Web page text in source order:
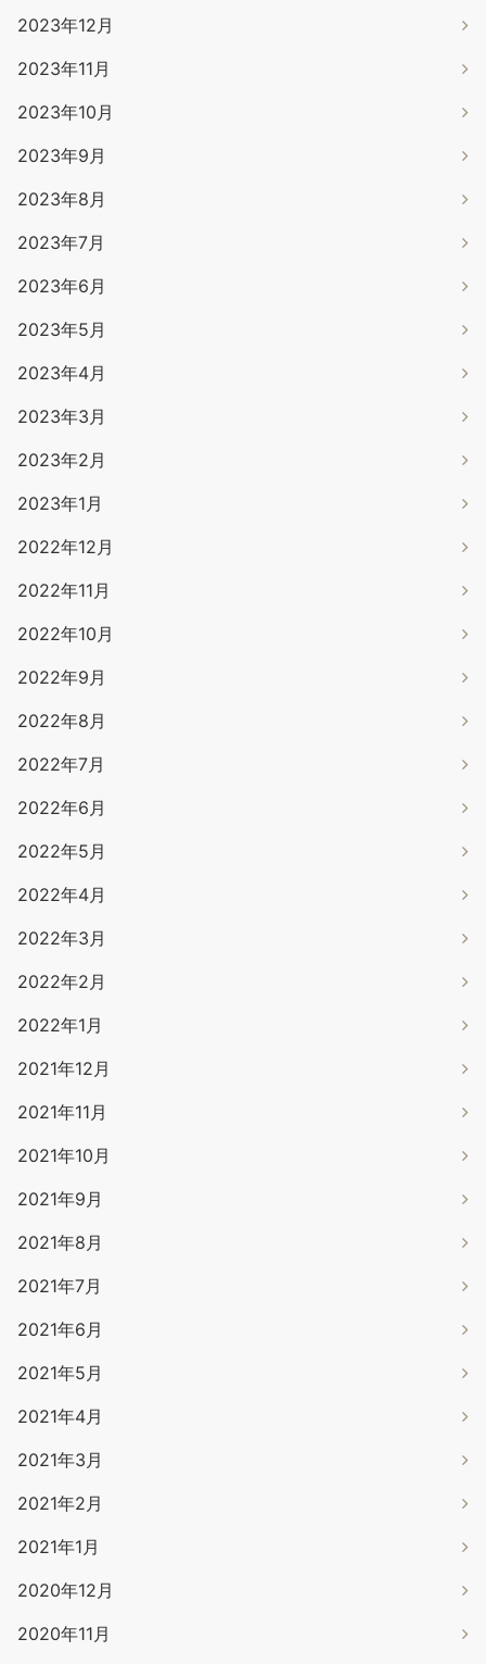
2023年12月
2023年11月
2023年10月
2023年9月
2023年8月
2023年7月
2023年6月
2023年5月
2023年4月
2023年3月
2023年2月
2023年1月
2022年12月
2022年11月
2022年10月
2022年9月
2022年8月
2022年7月
2022年6月
2022年5月
2022年4月
2022年3月
2022年2月
2022年1月
2021年12月
2021年11月
2021年10月
2021年9月
2021年8月
2021年7月
2021年6月
2021年5月
2021年4月
2021年3月
2021年2月
2021年1月
2020年12月
2020年11月